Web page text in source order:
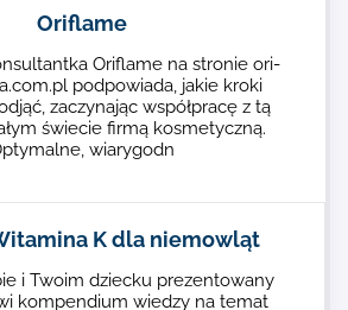
Oriflame
Oriflame na stronie ori-
podpowiada, jakie kroki
zaczynając współpracę z tą
świecie firmą kosmetyczną.
wiarygodn
K dla niemowląt
i Twoim dziecku prezentowany
kompendium wiedzy na temat